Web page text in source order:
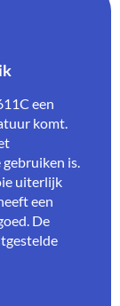
een
komt.
is.
uiterlijk
een
De